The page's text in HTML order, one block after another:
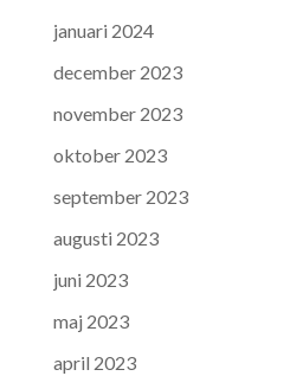
januari 2024
december 2023
november 2023
oktober 2023
september 2023
augusti 2023
juni 2023
maj 2023
april 2023